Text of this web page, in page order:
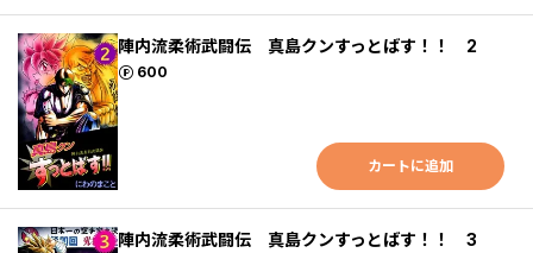
陣内流柔術武闘伝 真島クンすっとばす！！ 2
600
ポイント
カートに追加
陣内流柔術武闘伝 真島クンすっとばす！！ 3